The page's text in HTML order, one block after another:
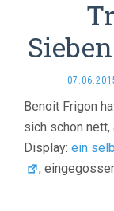
Benoit Frigon
sich schon
Display: ein
,